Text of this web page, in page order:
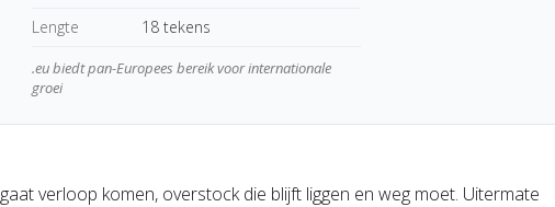
Lengte
18 tekens
.eu biedt pan-Europees bereik voor internationale
groei
verloop komen, overstock die blijft liggen en weg moet. Uitermate